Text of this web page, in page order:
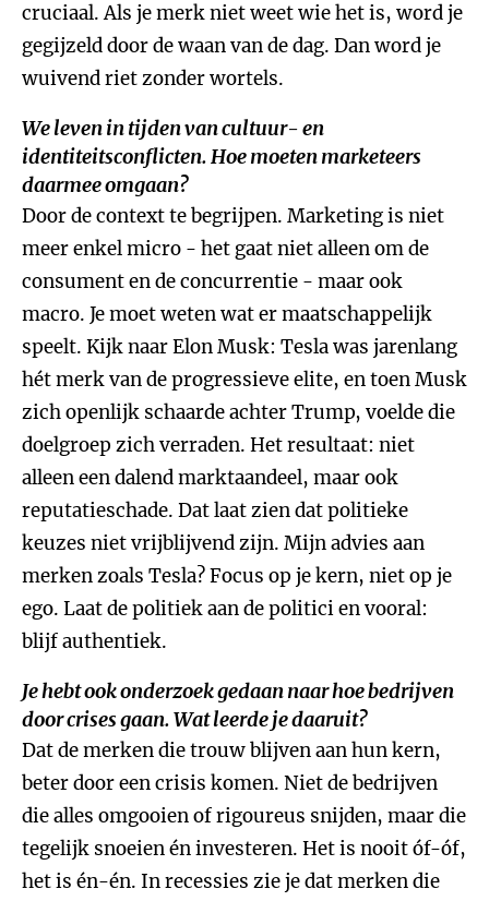
cruciaal. Als je merk niet weet wie het is, word je
gegijzeld door de waan van de dag. Dan word je
wuivend riet zonder wortels.
We leven in tijden van cultuur- en
identiteitsconflicten. Hoe moeten marketeers
daarmee omgaan?
Door de context te begrijpen. Marketing is niet
meer enkel micro - het gaat niet alleen om de
consument en de concurrentie - maar ook
macro. Je moet weten wat er maatschappelijk
speelt. Kijk naar Elon Musk: Tesla was jarenlang
hét merk van de progressieve elite, en toen Musk
zich openlijk schaarde achter Trump, voelde die
doelgroep zich verraden. Het resultaat: niet
alleen een dalend marktaandeel, maar ook
reputatieschade. Dat laat zien dat politieke
keuzes niet vrijblijvend zijn. Mijn advies aan
merken zoals Tesla? Focus op je kern, niet op je
ego. Laat de politiek aan de politici en vooral:
blijf authentiek.
Je hebt ook onderzoek gedaan naar hoe bedrijven
door crises gaan. Wat leerde je daaruit?
Dat de merken die trouw blijven aan hun kern,
beter door een crisis komen. Niet de bedrijven
die alles omgooien of rigoureus snijden, maar die
tegelijk snoeien én investeren. Het is nooit óf-óf,
het is én-én. In recessies zie je dat merken die